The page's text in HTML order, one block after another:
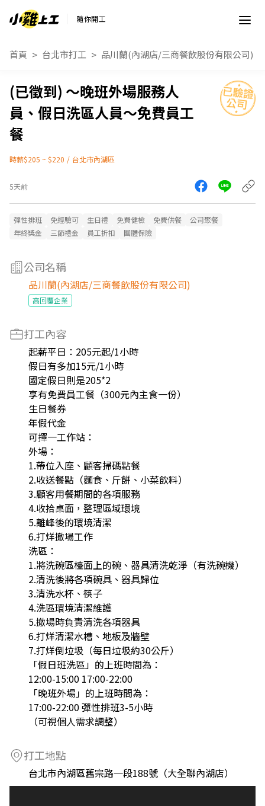
隨你開工
首頁 台北市打工 品川蘭(內湖店/三商餐飲股份有限公司)
～晚班外場服務人
員、假日洗區人員～免費員工
餐
時薪$205 ~ $220 / 台北市內湖區
5天前
彈性排班 免經驗可 生日禮 免費健檢 免費供餐
公司聚餐
年終獎金
三節禮金 員工折扣 團體保險
公司名稱
品川蘭(內湖店/三商餐飲股份有限公司)
高回覆企業
打工內容
起薪平日：205元起/1小時
假日有多加15元/1小時
國定假日則是205*2
享有免費員工餐（300元內主食一份）
生日餐券
年假代金
可擇一工作站：
外場：
1.帶位入座、顧客掃碼點餐
2.收送餐點（麵食、斤餅、小菜飲料）
3.顧客用餐期間的各項服務
4.收拾桌面，整理區域環境
5.離峰後的環境清潔
6.打烊撤場工作
洗區：
1.將洗碗區檯面上的碗、器具清洗乾淨（有洗碗機）
2.清洗後將各項碗具、器具歸位
3.清洗水杯、筷子
4.洗區環境清潔維護
5.撤場時負責清洗各項器具
6.打烊清潔水槽、地板及牆壁
7.打烊倒垃圾（每日垃圾約30公斤）
「假日班洗區」的上班時間為：
12:00-15:00 17:00-22:00
「晚班外場」的上班時間為：
17:00-22:00 彈性排班3-5小時
（可視個人需求調整）
打工地點
台北市內湖區舊宗路一段188號（大全聯內湖店）